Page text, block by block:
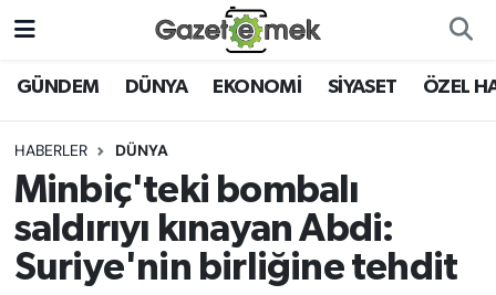
GÜNDEM DÜNYA EKONOMİ SİYASET ÖZEL
HABERLER DÜNYA
Minbiç'teki bombalı
saldırıyı kınayan Abdi:
Suriye'nin birliğine tehdit
DÜNYA
EKONOMİ
EMEK HABERLERİ
YENİ MEDYADA EMEK
GAZETECİLİĞİNİ GELİŞTİRMEK
Nöbetçi Eczaneler
Hava Durumu
İstanbul Namaz Vakitleri
Trafik Durumu